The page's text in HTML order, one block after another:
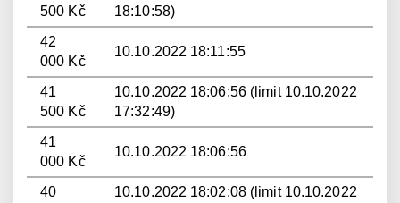
500 Kč
18:10:58)
42
000 Kč
10.10.2022 18:11:55
41
500 Kč
10.10.2022 18:06:56 (limit 10.10.2022
17:32:49)
41
000 Kč
10.10.2022 18:06:56
40
10.10.2022 18:02:08 (limit 10.10.2022